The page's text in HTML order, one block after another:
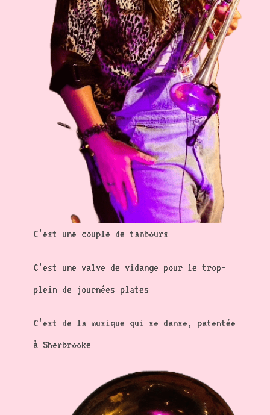
C’est une couple de tambours
C’est une valve de vidange pour le trop-
plein de journées plates
C’est de la musique qui se danse, patentée
à Sherbrooke